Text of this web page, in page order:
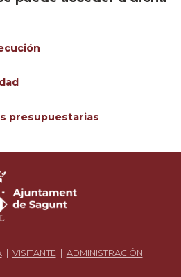
presupuestarias
| VISITANTE| ADMINISTRACIÓN